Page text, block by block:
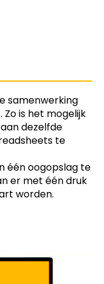
samenwerking
is het mogelijk
dezelfde
te
één oogopslag te
er met één druk
worden.